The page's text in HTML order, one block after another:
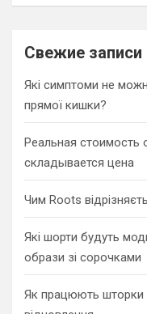
a
c
Свежие записи
Які симптоми не
прямої кишки?
Реальная стоимость
складывается цена
Чим Roots
Які шорти будуть
образи зі сорочками
Як працюють шторки